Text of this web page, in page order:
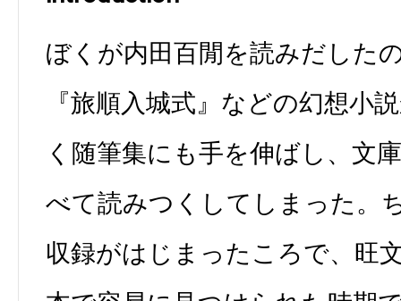
ぼくが内田百閒を読みだした
『旅順入城式』などの幻想小
く随筆集にも手を伸ばし、文
べて読みつくしてしまった。
収録がはじまったころで、旺